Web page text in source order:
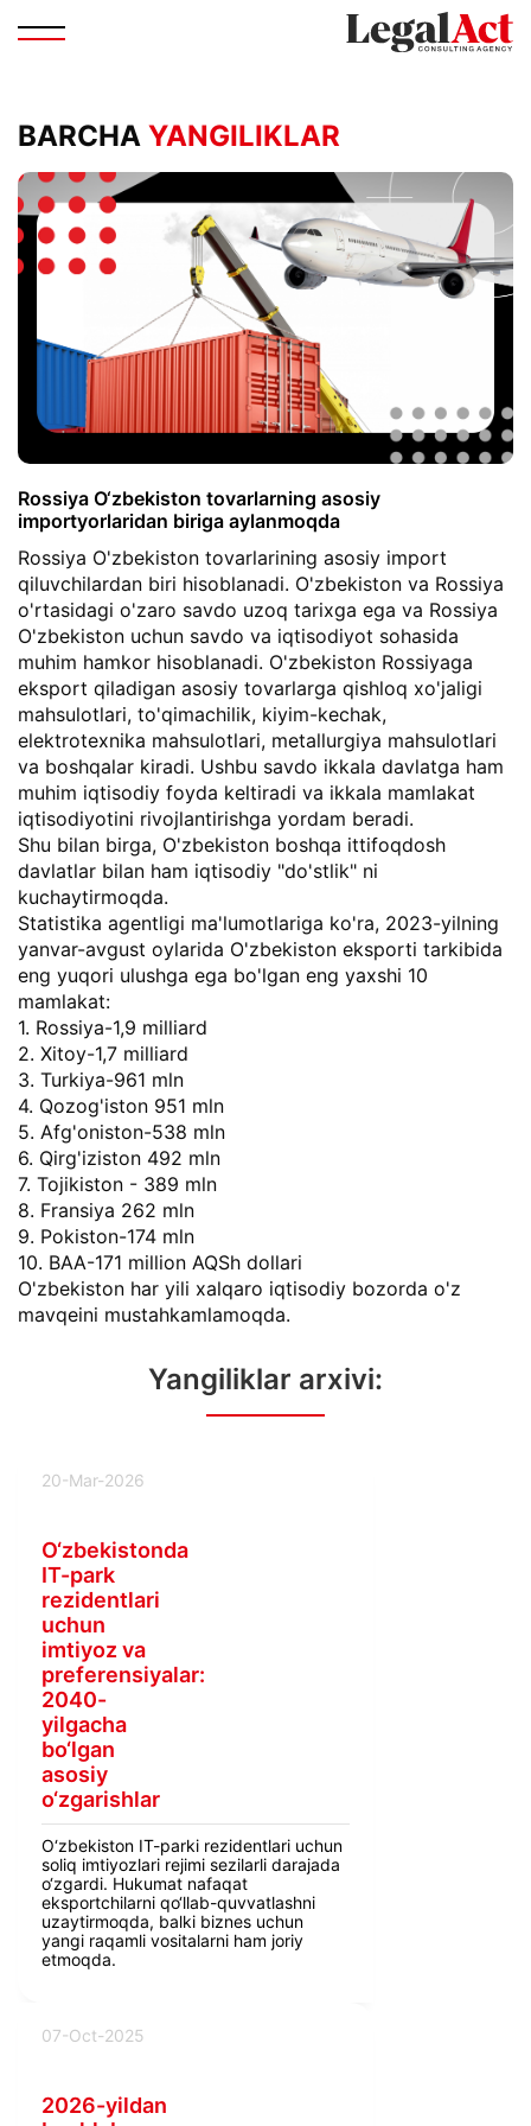
BARCHA YANGILIKLAR
Rossiya O‘zbekiston tovarlarning asosiy
importyorlaridan biriga aylanmoqda
Rossiya O'zbekiston tovarlarining asosiy import
qiluvchilardan biri hisoblanadi. O'zbekiston va Rossiya
o'rtasidagi o'zaro savdo uzoq tarixga ega va Rossiya
O'zbekiston uchun savdo va iqtisodiyot sohasida
muhim hamkor hisoblanadi. O'zbekiston Rossiyaga
eksport qiladigan asosiy tovarlarga qishloq xo'jaligi
mahsulotlari, to'qimachilik, kiyim-kechak,
elektrotexnika mahsulotlari, metallurgiya mahsulotlari
va boshqalar kiradi. Ushbu savdo ikkala davlatga ham
muhim iqtisodiy foyda keltiradi va ikkala mamlakat
iqtisodiyotini rivojlantirishga yordam beradi.
Shu bilan birga, O'zbekiston boshqa ittifoqdosh
davlatlar bilan ham iqtisodiy "do'stlik" ni
kuchaytirmoqda.
Statistika agentligi ma'lumotlariga ko'ra, 2023-yilning
yanvar-avgust oylarida O'zbekiston eksporti tarkibida
eng yuqori ulushga ega bo'lgan eng yaxshi 10
mamlakat:
1. Rossiya-1,9 milliard
2. Xitoy-1,7 milliard
3. Turkiya-961 mln
4. Qozog'iston 951 mln
5. Afg'oniston-538 mln
6. Qirg'iziston 492 mln
7. Tojikiston - 389 mln
8. Fransiya 262 mln
9. Pokiston-174 mln
10. BAA-171 million AQSh dollari
O'zbekiston har yili xalqaro iqtisodiy bozorda o'z
mavqeini mustahkamlamoqda.
Yangiliklar arxivi:
20-Mar-2026
O‘zbekistonda
IT-park
rezidentlari
uchun
imtiyoz va
preferensiyalar:
2040-
yilgacha
bo‘lgan
asosiy
o‘zgarishlar
O‘zbekiston IT-parki rezidentlari uchun
soliq imtiyozlari rejimi sezilarli darajada
o‘zgardi. Hukumat nafaqat
eksportchilarni qo‘llab-quvvatlashni
uzaytirmoqda, balki biznes uchun
yangi raqamli vositalarni ham joriy
etmoqda.
07-Oct-2025
2026-yildan